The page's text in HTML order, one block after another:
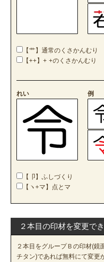
【艹】通常のくさかんむり
【++】+ +のくさかんむり
れい 例
【卩】ふしづくり
【ヽ+マ】点とマ
２本目の印材を変更で
２本目をグループＢの印材(鏡
チタン)であれば無料にて変更